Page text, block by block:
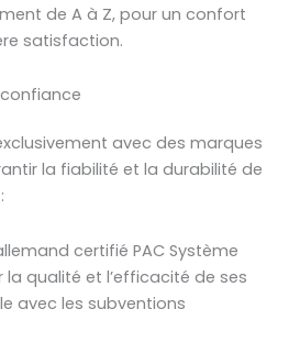
de A à Z, pour un confort
satisfaction.
avec des marques
la fiabilité et la durabilité de
certifié PAC Système
la qualité et l’efficacité de ses
avec les subventions